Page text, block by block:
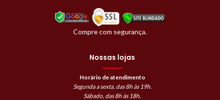
Compre com segurança.
Nossas lojas
Horário de atendimento
Segunda a sexta, das 8h às 19h.
Sábado, das 8h às 18h.